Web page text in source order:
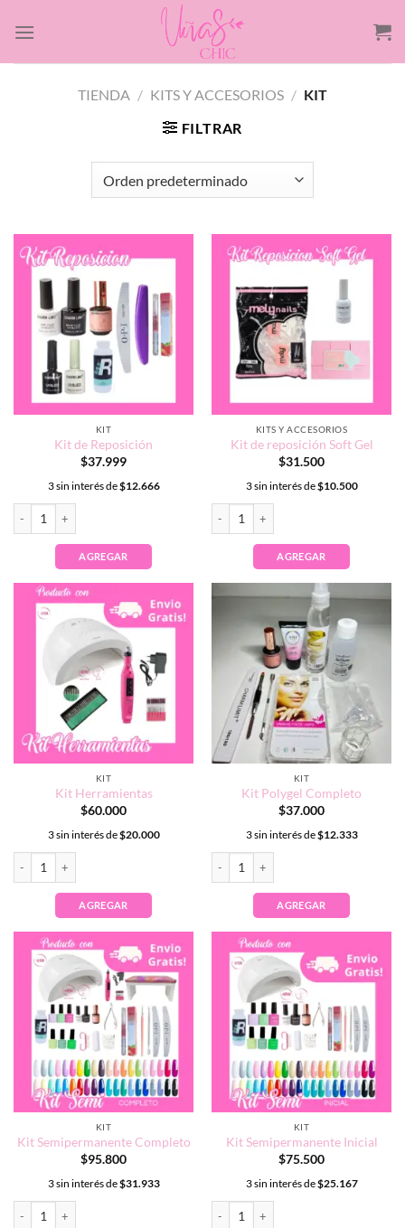
TIENDA / KITS Y ACCESORIOS / KIT
FILTRAR
KIT
Kit de Reposición
$37.999
3 sin interés de$12.666
Kit de Reposición cantidad
AGREGAR
KITS Y ACCESORIOS
Kit de reposición Soft Gel
$31.500
3 sin interés de$10.500
Kit de reposición Soft Gel cantidad
AGREGAR
KIT
Kit Herramientas
$60.000
3 sin interés de$20.000
Kit Herramientas cantidad
AGREGAR
KIT
Kit Polygel Completo
$37.000
3 sin interés de$12.333
Kit Polygel Completo cantidad
AGREGAR
KIT
Kit Semipermanente Completo
$95.800
3 sin interés de$31.933
Kit Semipermanente Completo cantidad
KIT
Kit Semipermanente Inicial
$75.500
3 sin interés de$25.167
Kit Semipermanente Inicial cantidad